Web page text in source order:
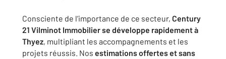
Consciente de l’importance de ce secteur, Century
21 Vilminot Immobilier se développe rapidement à
Thyez, multipliant les accompagnements et les
projets réussis. Nos estimations offertes et sans